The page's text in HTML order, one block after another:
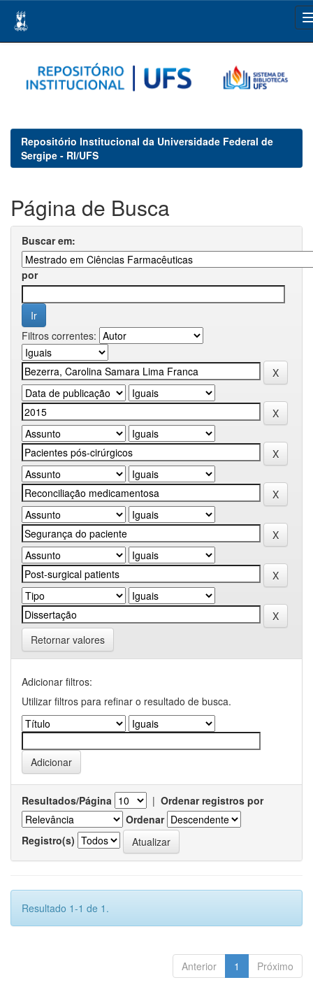
navigation
Repositório Institucional da Universidade Federal de
Sergipe - RI/UFS
Página de Busca
Buscar em:
por
Filtros correntes:
Retornar valores
Adicionar filtros:
Utilizar filtros para refinar o resultado de busca.
Resultados/Página | Ordenar registros por
Ordenar
Registro(s)
Resultado 1-1 de 1.
Anterior 1 Próximo